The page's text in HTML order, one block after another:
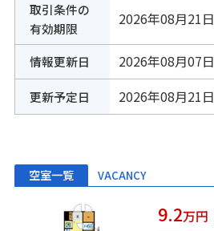
取引条件の
有効期限
2026年08月21日
情報更新日 2026年08月07日
更新予定日 2026年08月21日
空室一覧 VACANCY
9.2万円